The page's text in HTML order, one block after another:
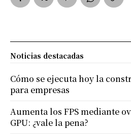
Noticias destacadas
Cómo se ejecuta hoy la
para empresas
Aumenta los FPS mediante
GPU: ¿vale la pena?